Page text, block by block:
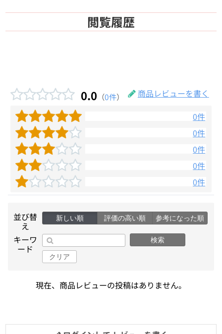
閲覧履歴
0.0 （0件）
商品レビューを書く
0件
0件
0件
0件
0件
並び替
え
新しい順 評価の高い順 参考になった順
キーワ
ード
検索
クリア
現在、商品レビューの投稿はありません。